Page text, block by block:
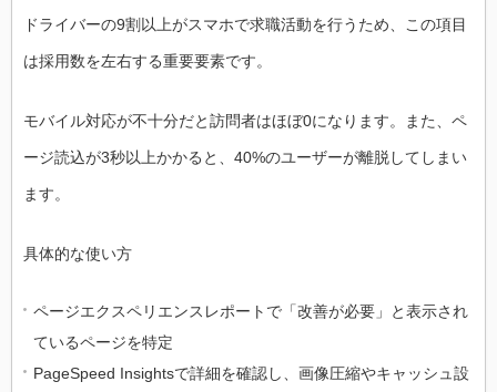
ドライバーの9割以上がスマホで求職活動を行うため、この項目
は採用数を左右する重要要素です。
モバイル対応が不十分だと訪問者はほぼ0になります。また、ペ
ージ読込が3秒以上かかると、40%のユーザーが離脱してしまい
ます。
具体的な使い方
ページエクスペリエンスレポートで「改善が必要」と表示され
ているページを特定
PageSpeed Insightsで詳細を確認し、画像圧縮やキャッシュ設